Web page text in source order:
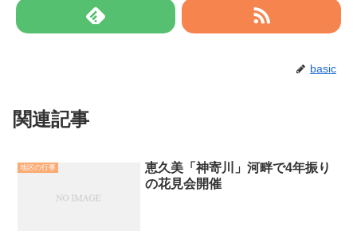
basic
関連記事
地区の行事
恵久美「神寄川」河畔で4年振り
の花見会開催